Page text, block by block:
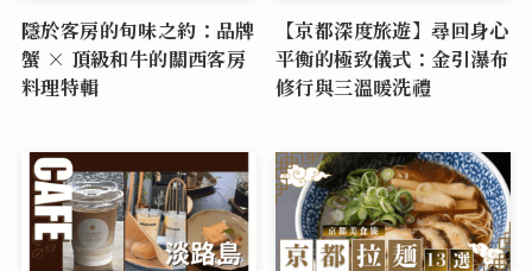
隱於客房的旬味之約：品牌
蟹 × 頂級和牛的關西客房
料理特輯
【京都深度旅遊】尋回身心
平衡的極致儀式：金引瀑布
修行與三溫暖洗禮